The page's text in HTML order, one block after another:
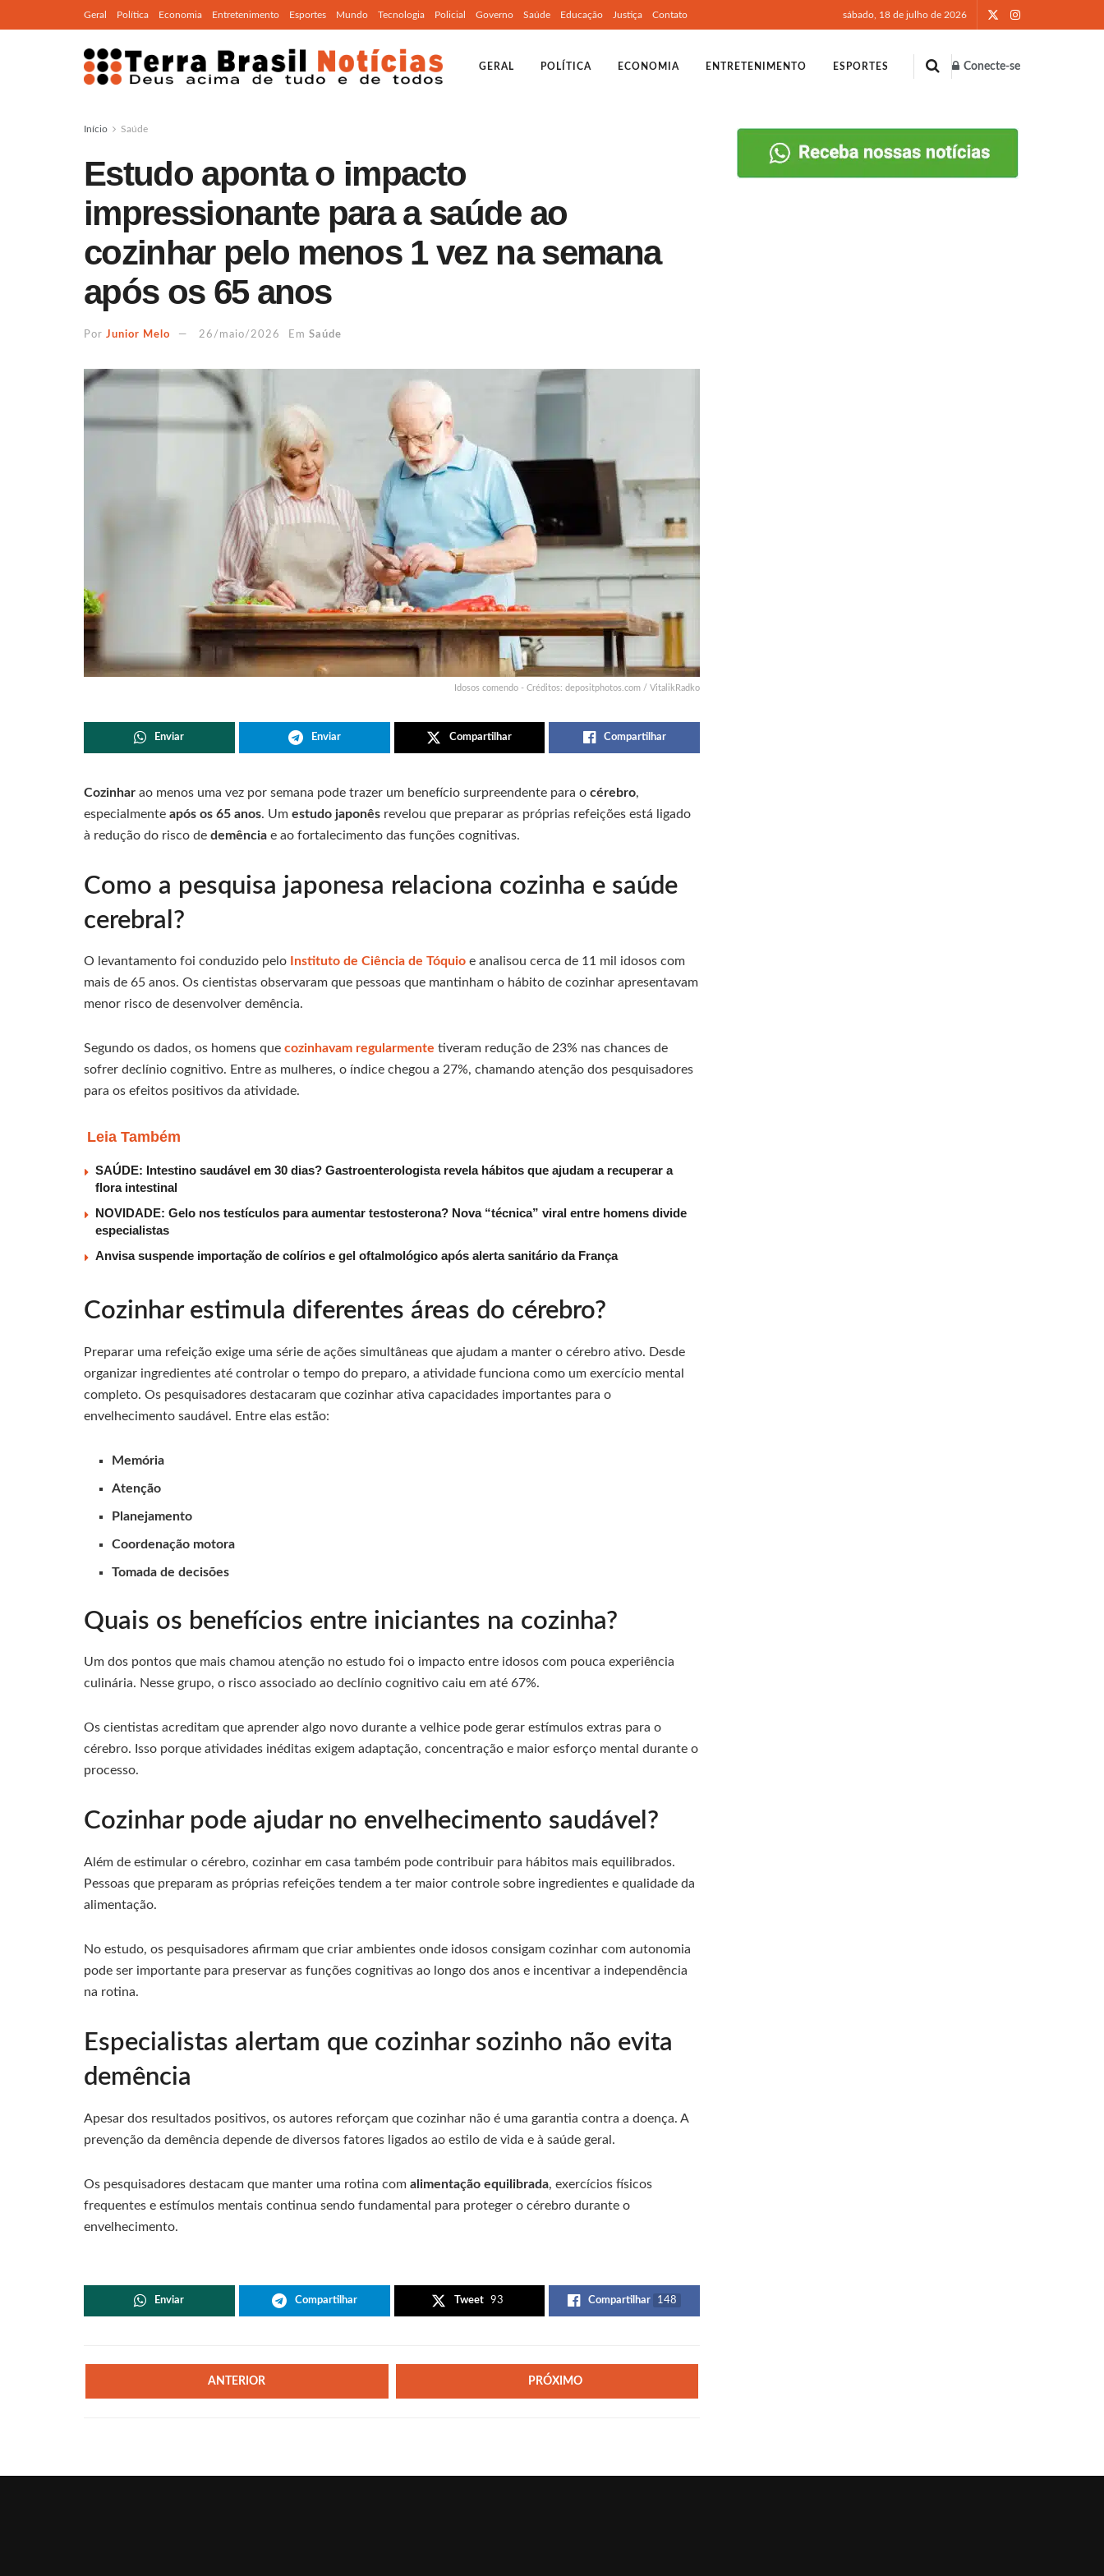
Geral Política Economia Entretenimento Esportes Mundo Tecnologia Policial Governo Saúde Educação Justiça Contato sábado, 18 de julho de 2026
GERAL POLÍTICA ECONOMIA ENTRETENIMENTO ESPORTES Conecte-se
Início Saúde
Estudo aponta o impacto
impressionante para a saúde ao
cozinhar pelo menos 1 vez na semana
após os 65 anos
Por Junior Melo 26/maio/2026 Em Saúde
Idosos comendo - Créditos: depositphotos.com / VitalikRadko
Enviar Enviar Compartilhar Compartilhar
Cozinhar ao menos uma vez por semana pode trazer um benefício surpreendente para o cérebro,
especialmente após os 65 anos. Um estudo japonês revelou que preparar as próprias refeições está ligado
à redução do risco de demência e ao fortalecimento das funções cognitivas.
Como a pesquisa japonesa relaciona cozinha e saúde
cerebral?
O levantamento foi conduzido pelo Instituto de Ciência de Tóquio e analisou cerca de 11 mil idosos com
mais de 65 anos. Os cientistas observaram que pessoas que mantinham o hábito de cozinhar apresentavam
menor risco de desenvolver demência.
Segundo os dados, os homens que cozinhavam regularmente tiveram redução de 23% nas chances de
sofrer declínio cognitivo. Entre as mulheres, o índice chegou a 27%, chamando atenção dos pesquisadores
para os efeitos positivos da atividade.
Leia Também
SAÚDE: Intestino saudável em 30 dias? Gastroenterologista revela hábitos que ajudam a recuperar a
flora intestinal
NOVIDADE: Gelo nos testículos para aumentar testosterona? Nova “técnica” viral entre homens divide
especialistas
Anvisa suspende importação de colírios e gel oftalmológico após alerta sanitário da França
Cozinhar estimula diferentes áreas do cérebro?
Preparar uma refeição exige uma série de ações simultâneas que ajudam a manter o cérebro ativo. Desde
organizar ingredientes até controlar o tempo do preparo, a atividade funciona como um exercício mental
completo. Os pesquisadores destacaram que cozinhar ativa capacidades importantes para o
envelhecimento saudável. Entre elas estão:
Memória
Atenção
Planejamento
Coordenação motora
Tomada de decisões
Quais os benefícios entre iniciantes na cozinha?
Um dos pontos que mais chamou atenção no estudo foi o impacto entre idosos com pouca experiência
culinária. Nesse grupo, o risco associado ao declínio cognitivo caiu em até 67%.
Os cientistas acreditam que aprender algo novo durante a velhice pode gerar estímulos extras para o
cérebro. Isso porque atividades inéditas exigem adaptação, concentração e maior esforço mental durante o
processo.
Cozinhar pode ajudar no envelhecimento saudável?
Além de estimular o cérebro, cozinhar em casa também pode contribuir para hábitos mais equilibrados.
Pessoas que preparam as próprias refeições tendem a ter maior controle sobre ingredientes e qualidade da
alimentação.
No estudo, os pesquisadores afirmam que criar ambientes onde idosos consigam cozinhar com autonomia
pode ser importante para preservar as funções cognitivas ao longo dos anos e incentivar a independência
na rotina.
Especialistas alertam que cozinhar sozinho não evita
demência
Apesar dos resultados positivos, os autores reforçam que cozinhar não é uma garantia contra a doença. A
prevenção da demência depende de diversos fatores ligados ao estilo de vida e à saúde geral.
Os pesquisadores destacam que manter uma rotina com alimentação equilibrada, exercícios físicos
frequentes e estímulos mentais continua sendo fundamental para proteger o cérebro durante o
envelhecimento.
Enviar Compartilhar Tweet 93 Compartilhar 148
ANTERIOR PRÓXIMO